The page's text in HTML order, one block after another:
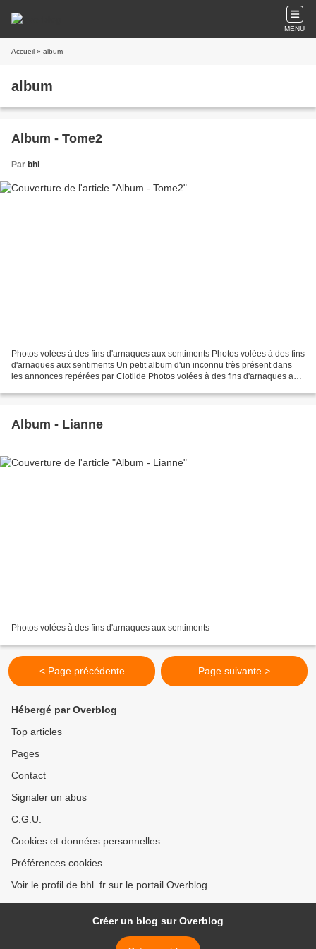
MENU
Accueil » album
album
Album - Tome2
Par bhl
Photos volées à des fins d'arnaques aux sentiments Photos volées à des fins
d'arnaques aux sentiments Un petit album d'un inconnu très présent dans
les annonces repérées par Clotilde Photos volées à des fins d'arnaques aux
Album - Lianne
Photos volées à des fins d'arnaques aux sentiments
< Page précédente Page suivante >
Hébergé par Overblog
Top articles
Pages
Contact
Signaler un abus
C.G.U.
Cookies et données personnelles
Préférences cookies
Voir le profil de bhl_fr sur le portail Overblog
Créer un blog sur Overblog